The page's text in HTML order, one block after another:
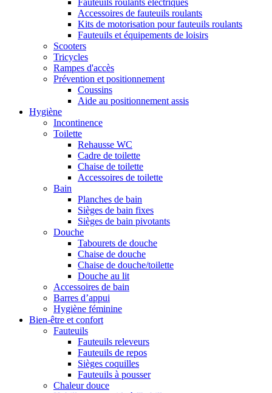
Fauteuils roulants électriques
Accessoires de fauteuils roulants
Kits de motorisation pour fauteuils roulants
Fauteuils et équipements de loisirs
Scooters
Tricycles
Rampes d'accès
Prévention et positionnement
Coussins
Aide au positionnement assis
Hygiène
Incontinence
Toilette
Rehausse WC
Cadre de toilette
Chaise de toilette
Accessoires de toilette
Bain
Planches de bain
Sièges de bain fixes
Sièges de bain pivotants
Douche
Tabourets de douche
Chaise de douche
Chaise de douche/toilette
Douche au lit
Accessoires de bain
Barres d’appui
Hygiène féminine
Bien-être et confort
Fauteuils
Fauteuils releveurs
Fauteuils de repos
Sièges coquilles
Fauteuils à pousser
Chaleur douce